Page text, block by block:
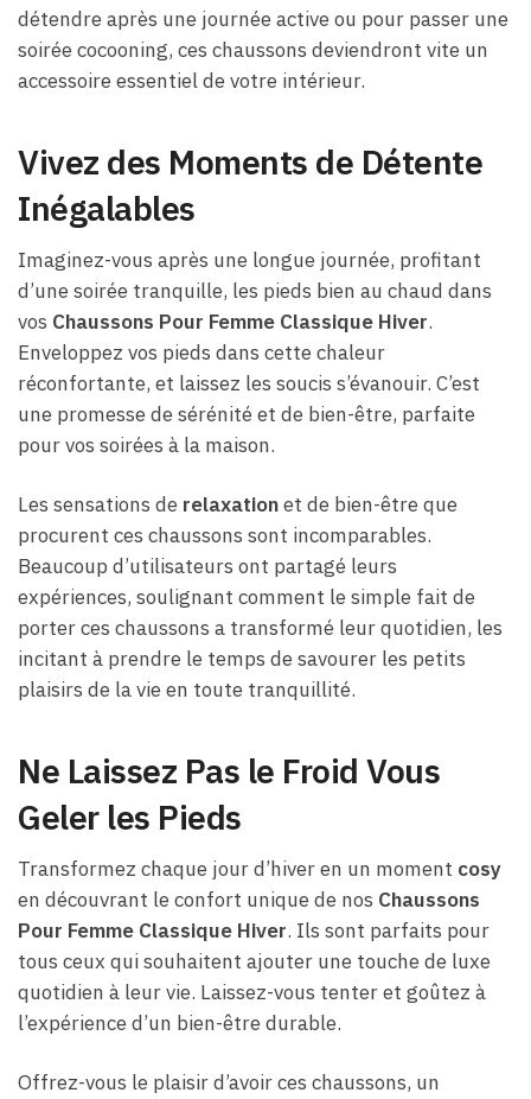
détendre après une journée active ou pour passer une
soirée cocooning, ces chaussons deviendront vite un
accessoire essentiel de votre intérieur.
Vivez des Moments de Détente
Inégalables
Imaginez-vous après une longue journée, profitant
d’une soirée tranquille, les pieds bien au chaud dans
vos Chaussons Pour Femme Classique Hiver.
Enveloppez vos pieds dans cette chaleur
réconfortante, et laissez les soucis s’évanouir. C’est
une promesse de sérénité et de bien-être, parfaite
pour vos soirées à la maison.
Les sensations de relaxationet de bien-être que
procurent ces chaussons sont incomparables.
Beaucoup d’utilisateurs ont partagé leurs
expériences, soulignant comment le simple fait de
porter ces chaussons a transformé leur quotidien, les
incitant à prendre le temps de savourer les petits
plaisirs de la vie en toute tranquillité.
Ne Laissez Pas le Froid Vous
Geler les Pieds
Transformez chaque jour d’hiver en un moment cosy
en découvrant le confort unique de nos Chaussons
Pour Femme Classique Hiver. Ils sont parfaits pour
tous ceux qui souhaitent ajouter une touche de luxe
quotidien à leur vie. Laissez-vous tenter et goûtez à
l’expérience d’un bien-être durable.
Offrez-vous le plaisir d’avoir ces chaussons, un